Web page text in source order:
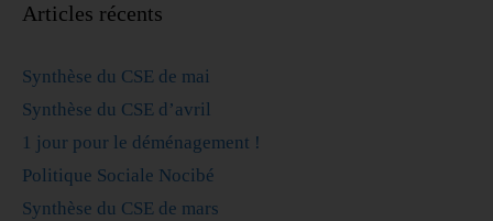
Articles récents
Synthèse du CSE de mai
Synthèse du CSE d’avril
1 jour pour le déménagement !
Politique Sociale Nocibé
Synthèse du CSE de mars